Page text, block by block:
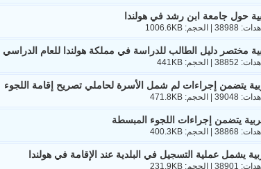
حول جامعة ابن رشد في هولندا
مختصر دليل الطالب للدراسة في مملكة هولندا للعام الدراسي 2014-2015
يتضمن إجراءات لم شمل الأسرة لحاملي تصريح إقامة اللجوء
يتضمن إجراءات اللجوء المبسطة
يشمل عملية التسجيل في البلدية عند الإقامة في هولندا